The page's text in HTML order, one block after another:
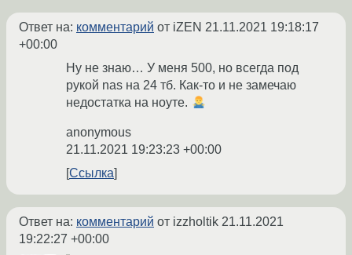
Ответ на: комментарий от iZEN 21.11.2021 19:18:17
+00:00
Ну не знаю… У меня 500, но всегда под
рукой nas на 24 тб. Как-то и не замечаю
недостатка на ноуте.
anonymous
21.11.2021 19:23:23 +00:00
Ссылка
Ответ на: комментарий от izzholtik 21.11.2021
19:22:27 +00:00